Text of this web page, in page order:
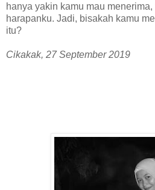
hanya yakin kamu mau
harapanku. Jadi, bisakah kamu
itu?
Cikakak, 27 September 2019